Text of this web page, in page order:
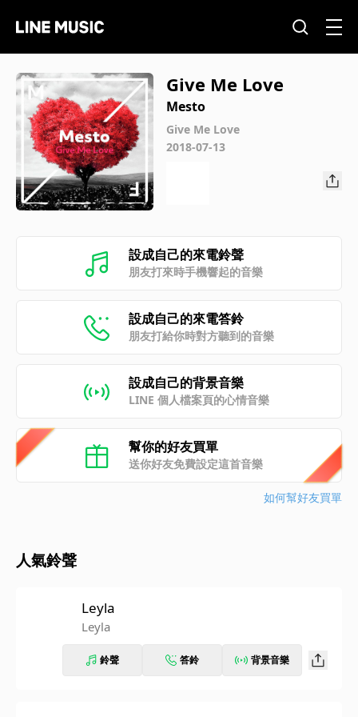
Give Me Love
Mesto
Give Me Love
2018-07-13
設成自己的來電鈴聲
朋友打來時手機響起的音樂
設成自己的來電答鈴
朋友打給你時對方聽到的音樂
設成自己的背景音樂
LINE 個人檔案頁的心情音樂
幫你的好友買單
送你好友免費設定這首音樂
如何幫好友買單
人氣鈴聲
Leyla
Leyla
鈴聲 答鈴 背景音樂